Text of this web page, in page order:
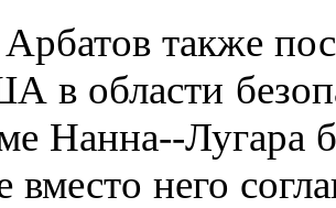
также
области
Нанна--Лугара
вместо него